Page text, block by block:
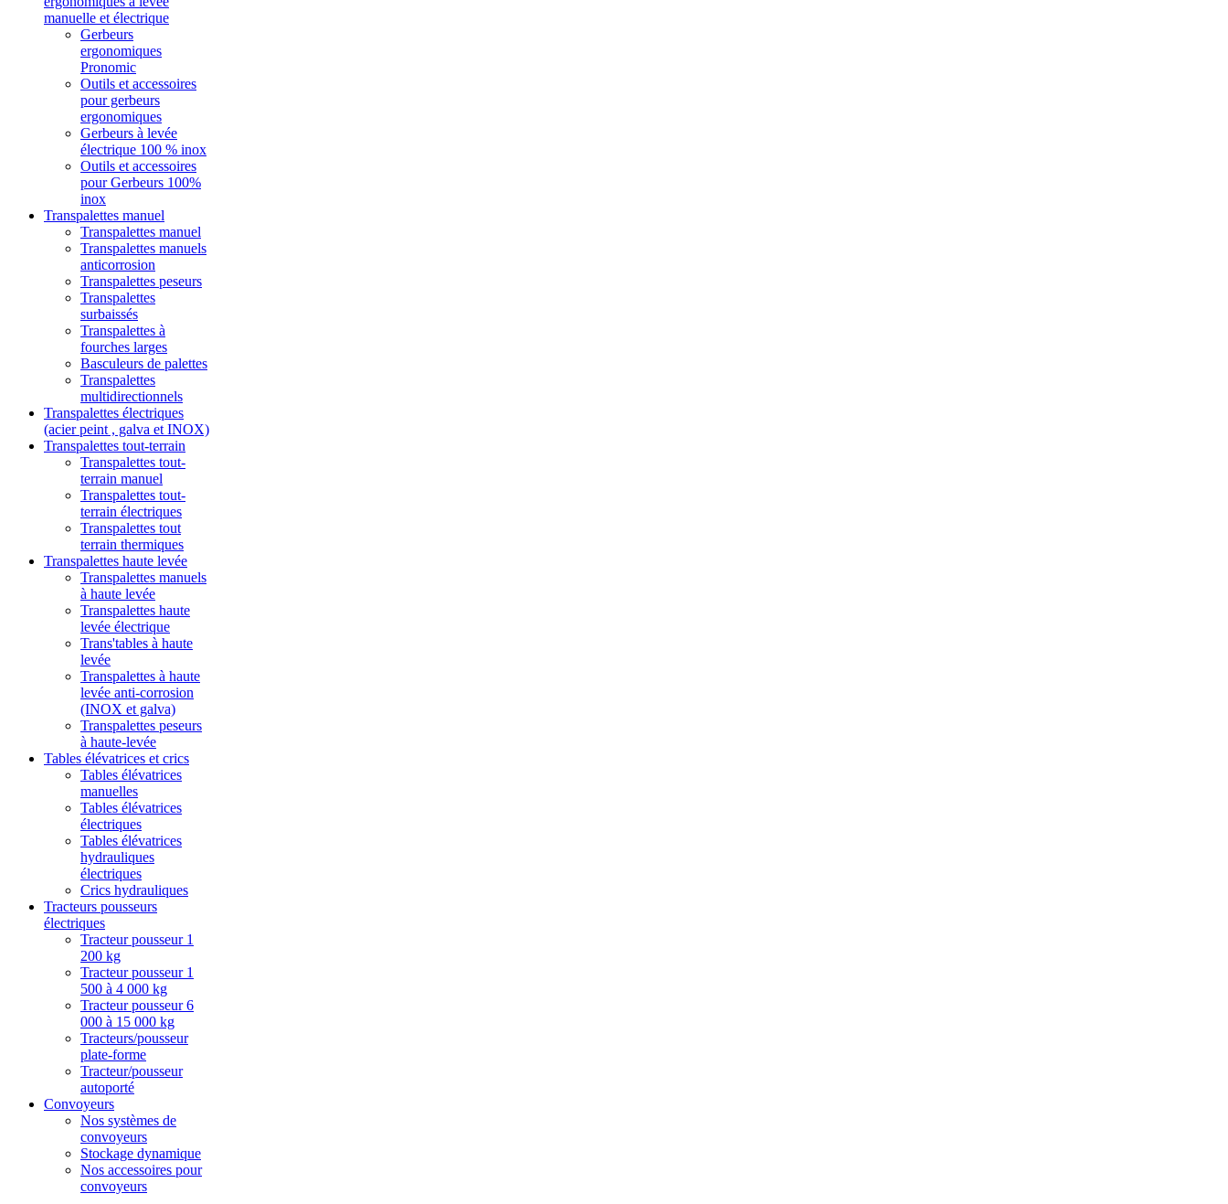
manuelle et électrique
Gerbeurs
ergonomiques
Pronomic
Outils et accessoires
pour gerbeurs
ergonomiques
Gerbeurs à levée
électrique 100 % inox
Outils et accessoires
pour Gerbeurs 100%
inox
Transpalettes manuel
Transpalettes manuel
Transpalettes manuels
anticorrosion
Transpalettes peseurs
Transpalettes
surbaissés
Transpalettes à
fourches larges
Basculeurs de palettes
Transpalettes
multidirectionnels
Transpalettes électriques
(acier peint , galva et INOX)
Transpalettes tout-terrain
Transpalettes tout-
terrain manuel
Transpalettes tout-
terrain électriques
Transpalettes tout
terrain thermiques
Transpalettes haute levée
Transpalettes manuels
à haute levée
Transpalettes haute
levée électrique
Trans'tables à haute
levée
Transpalettes à haute
levée anti-corrosion
(INOX et galva)
Transpalettes peseurs
à haute-levée
Tables élévatrices et crics
Tables élévatrices
manuelles
Tables élévatrices
électriques
Tables élévatrices
hydrauliques
électriques
Crics hydrauliques
Tracteurs pousseurs
électriques
Tracteur pousseur 1
200 kg
Tracteur pousseur 1
500 à 4 000 kg
Tracteur pousseur 6
000 à 15 000 kg
Tracteurs/pousseur
plate-forme
Tracteur/pousseur
autoporté
Convoyeurs
Nos systèmes de
convoyeurs
Stockage dynamique
Nos accessoires pour
convoyeurs